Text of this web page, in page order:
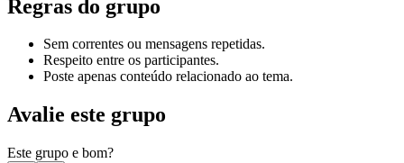
Regras do grupo
Sem correntes ou mensagens repetidas.
Respeito entre os participantes.
Poste apenas conteúdo relacionado ao tema.
Avalie este grupo
Este grupo e bom?